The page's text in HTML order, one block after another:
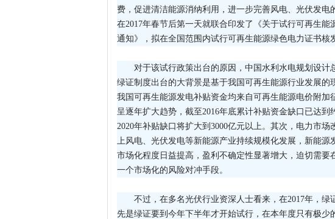
费，促进清洁能源消纳利用，进一步完善风电、光伏发
在2017年春节后第一天就联合印发了《关于试行可再生
通知》，拟在全国范围内试行可再生能源绿色电力证书核
对于该试行政策出台的原因，中国水利水电规划设计
绿证制度出台的大背景是基于我国可再生能源行业发展
我国可再生能源发电补贴资金均来自可再生能源电价附加
呈逐年扩大趋势，截至2016年底累计补贴资金缺口已达到
2020年补贴缺口将扩大到3000亿元以上。其次，电力市
上风电、光伏发电等新能源产业持续规模化发展，新能源
市场化程度日益提高，盈利不确定性显著增大，迫切需
一个市场化的风险对冲手段。
不过，在多名光伏行业资深人士看来，在2017年，
先是绿证要到今年下半年才开始试行，在本年度只有极少